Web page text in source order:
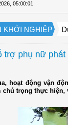
05:00:02
KHỞI NGHIỆP
trợ phụ nữ
hoạt động vận
chú trọng thực